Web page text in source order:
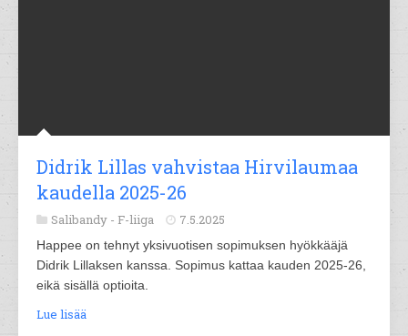
Didrik Lillas vahvistaa Hirvilaumaa
kaudella 2025-26
Salibandy - F-liiga 7.5.2025
Happee on tehnyt yksivuotisen sopimuksen hyökkääjä
Didrik Lillaksen kanssa. Sopimus kattaa kauden 2025-26,
eikä sisällä optioita.
Lue lisää